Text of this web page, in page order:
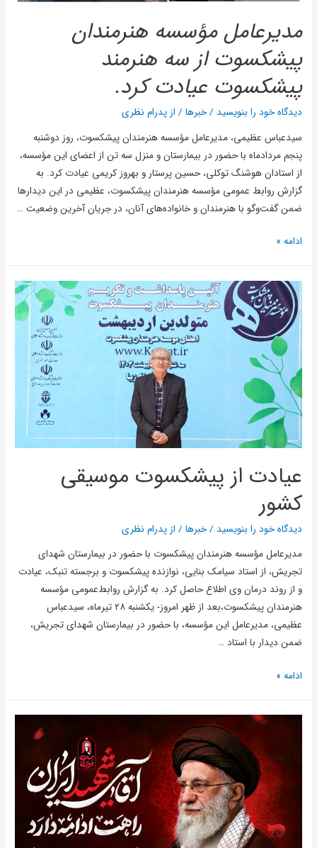
مدیرعامل مؤسسه هنرمندان
پیشکسوت از سه هنرمند
پیشکسوت عیادت کرد.
دیدگاه‌ خود را بنویسید /خبرها / از پدرام نظری
سیدعباس عظیمی، مدیرعامل مؤسسه هنرمندان پیشکسوت، روز دوشنبه
پنجم مردادماه با حضور در بیمارستان و منزل سه تن از اعضای این مؤسسه،
از استادان هوشنگ توکلی، حسین پرستار و بهروز کریمی عیادت کرد. به
گزارش روابط عمومی مؤسسه هنرمندان پیشکسوت، عظیمی در این دیدارها
ضمن گفت‌وگو با هنرمندان و خانواده‌های آنان، در جریان آخرین وضعیت …
ادامه »
عیادت از پیشکسوت موسیقی
کشور
دیدگاه‌ خود را بنویسید /خبرها / از پدرام نظری
مدیرعامل مؤسسه هنرمندان پیشکسوت با حضور در بیمارستان شهدای
تجریش، از استاد سیامک بنایی، نوازنده پیشکسوت و برجسته تنبک، عیادت
و از روند درمان وی اطلاع حاصل کرد. به گزارش روابط‌عمومی مؤسسه
هنرمندان پیشکسوت،بعد از ظهر امروز- یکشنبه ۲۸ تیرماه، سیدعباس
عظیمی، مدیرعامل این مؤسسه، با حضور در بیمارستان شهدای تجریش،
ضمن دیدار با استاد …
ادامه »